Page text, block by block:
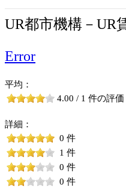
UR都市機構－UR
Error
平均：
4.00 / 1 件の評価
詳細：
0 件
1 件
0 件
0 件